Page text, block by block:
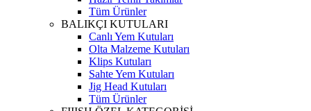
Tüm Ürünler
BALIKÇI KUTULARI
Canlı Yem Kutuları
Olta Malzeme Kutuları
Klips Kutuları
Sahte Yem Kutuları
Jig Head Kutuları
Tüm Ürünler